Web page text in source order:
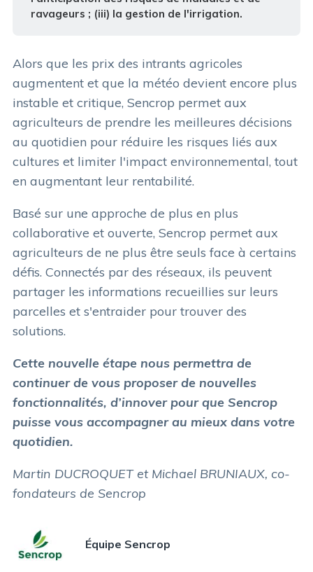
ravageurs ; (iii) la gestion de l'irrigation.
Alors que les prix des intrants agricoles
augmentent et que la météo devient encore plus
instable et critique, Sencrop permet aux
agriculteurs de prendre les meilleures décisions
au quotidien pour réduire les risques liés aux
cultures et limiter l'impact environnemental, tout
en augmentant leur rentabilité.
Basé sur une approche de plus en plus
collaborative et ouverte, Sencrop permet aux
agriculteurs de ne plus être seuls face à certains
défis. Connectés par des réseaux, ils peuvent
partager les informations recueillies sur leurs
parcelles et s'entraider pour trouver des
solutions.
Cette nouvelle étape nous permettra de
continuer de vous proposer de nouvelles
fonctionnalités, d’innover pour que Sencrop
puisse vous accompagner au mieux dans votre
quotidien.
Martin DUCROQUET et Michael BRUNIAUX, co-
fondateurs de Sencrop
Équipe Sencrop